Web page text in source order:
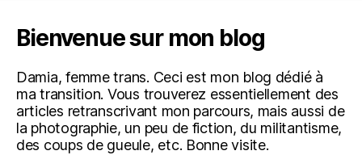
Bienvenue sur mon blog
Damia, femme trans. Ceci est mon blog dédié à
ma transition. Vous trouverez essentiellement des
articles retranscrivant mon parcours, mais aussi de
la photographie, un peu de fiction, du militantisme,
des coups de gueule, etc. Bonne visite.